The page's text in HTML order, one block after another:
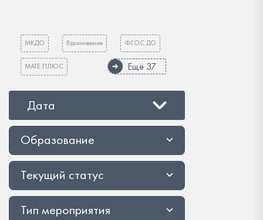
МКДО Вдохновение ФГОС ДО
МАТЕ:ПЛЮС Ещё 37
Дата
Образование
Текущий статус
Тип мероприятия